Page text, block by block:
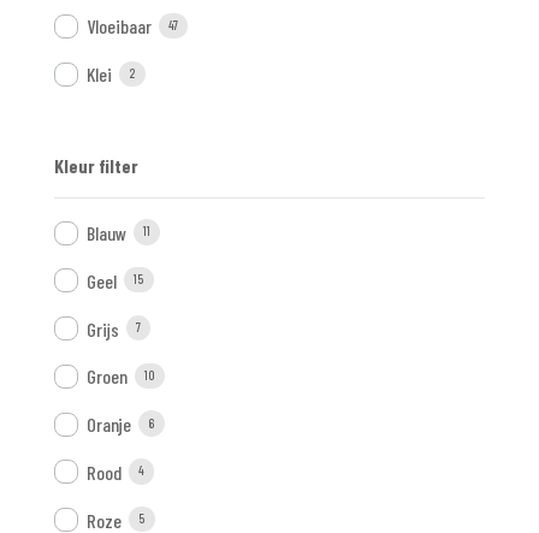
Vloeibaar 47
Klei 2
Kleur filter
Blauw 11
Geel 15
Grijs 7
Groen 10
Oranje 6
Rood 4
Roze 5